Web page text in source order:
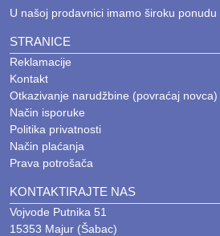
U našoj prodavnici imamo široku ponudu
STRANICE
Reklamacije
Kontakt
Otkazivanje narudžbine (povraćaj novca)
Način isporuke
Politika privatnosti
Način plaćanja
Prava potrošača
KONTAKTIRAJTE NAS
Vojvode Putnika 51
15353 Majur (Šabac)